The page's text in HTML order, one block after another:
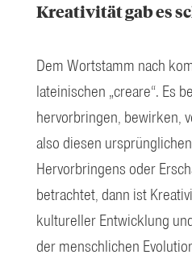
Kreativität gab es
Dem Wortstamm nach
lateinischen „creare“. Es
hervorbringen, bewirken,
also diesen
Hervorbringens oder
betrachtet, dann ist
kultureller Entwicklung
der menschlichen